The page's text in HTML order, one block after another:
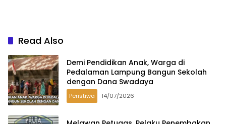
Read Also
Demi Pendidikan Anak, Warga di
Pedalaman Lampung Bangun Sekolah
dengan Dana Swadaya
Peristiwa 14/07/2026